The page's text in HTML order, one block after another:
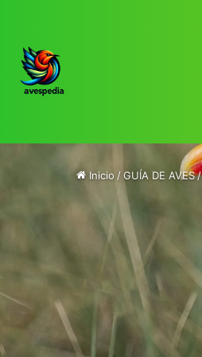
Inicio / GUÍA DE AVES/